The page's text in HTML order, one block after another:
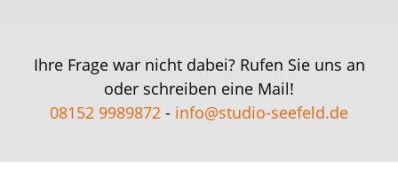
Ihre Frage war nicht dabei? Rufen Sie uns an
oder schreiben eine Mail!
08152 9989872 - info@studio-seefeld.de